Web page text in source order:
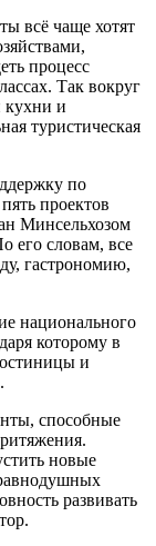
всё чаще хотят
процесс
Так вокруг
кухни и
туристическая
по
проектов
Минсельхозом
его словам, все
гастрономию,
национального
которому в
и
способные
новые
развивать